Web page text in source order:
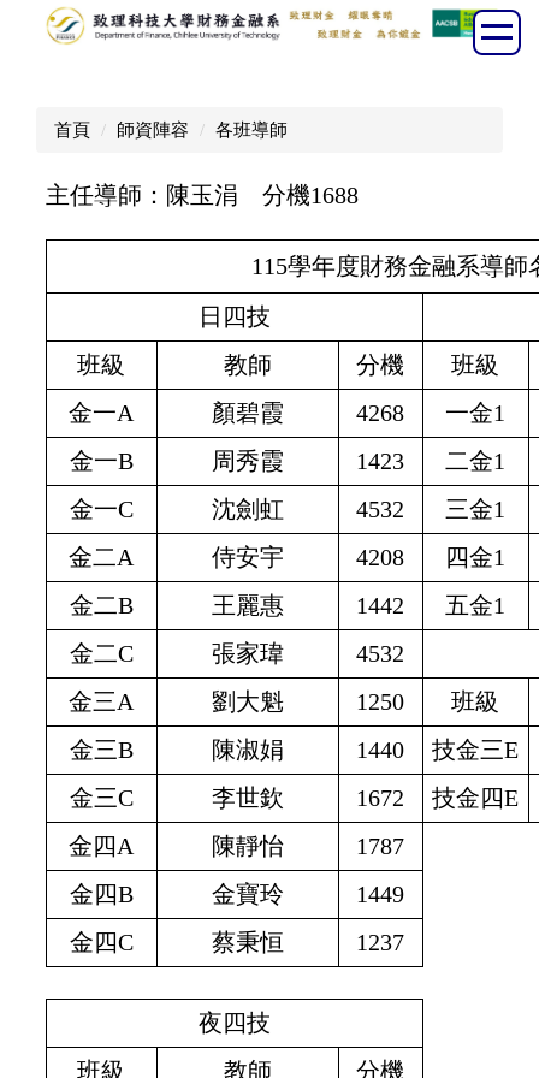
首頁 師資陣容 各班導師
主任導師：陳玉涓 分機1688
115學年度財務金融系導師
日四技
班級
教師 分機
班級
金一A
顏碧霞 4268
一金1
金一B
周秀霞 1423
二金1
金一C
沈劍虹 4532
三金1
金二A
侍安宇 4208
四金1
金二B
王麗惠 1442
五金1
金二C
張家瑋
4532
金三A
劉大魁 1250
班級
金三B
陳淑娟 1440
技金三E
金三C
李世欽 1672
技金四E
金四A
陳靜怡
1787
金四B
金寶玲
1449
金四C
蔡秉恒 1237
夜四技
班級
教師 分機